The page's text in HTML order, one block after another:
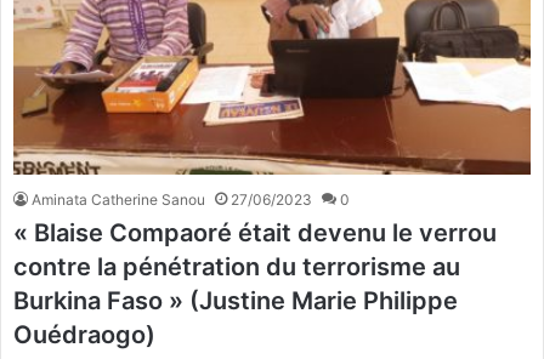
Aminata Catherine Sanou 27/06/2023 0
« Blaise Compaoré était devenu le verrou
contre la pénétration du terrorisme au
Burkina Faso » (Justine Marie Philippe
Ouédraogo)